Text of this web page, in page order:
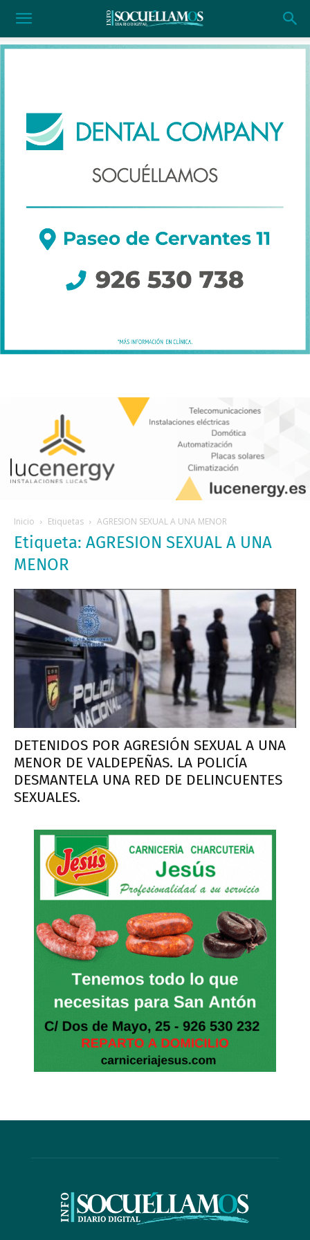
Inicio Etiquetas AGRESION SEXUAL A UNA MENOR
Etiqueta: AGRESION SEXUAL A UNA
MENOR
DETENIDOS POR AGRESIÓN SEXUAL A UNA
MENOR DE VALDEPEÑAS. LA POLICÍA
DESMANTELA UNA RED DE DELINCUENTES
SEXUALES.